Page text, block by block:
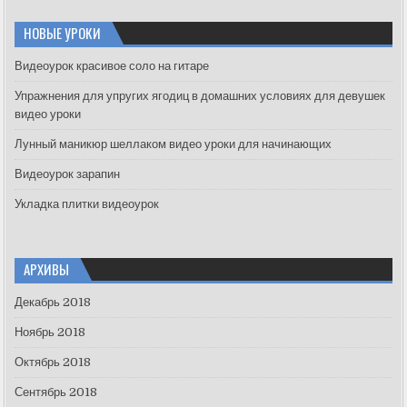
h
f
r
:
НОВЫЕ УРОКИ
Видеоурок красивое соло на гитаре
Упражнения для упругих ягодиц в домашних условиях для девушек
видео уроки
Лунный маникюр шеллаком видео уроки для начинающих
Видеоурок зарапин
Укладка плитки видеоурок
АРХИВЫ
Декабрь 2018
Ноябрь 2018
Октябрь 2018
Сентябрь 2018